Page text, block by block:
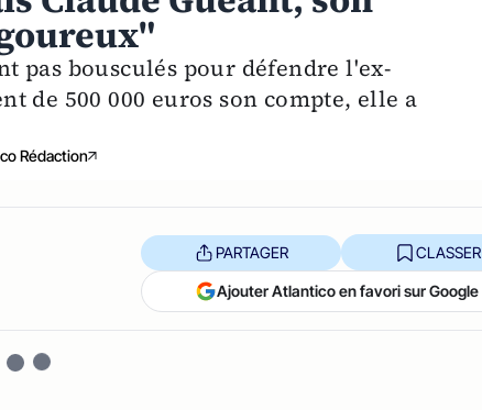
pas bousculés pour défendre l'ex-
de 500 000 euros son compte, elle a
Rédaction
PARTAGER CLASSER
Ajouter Atlantico en favori sur Google